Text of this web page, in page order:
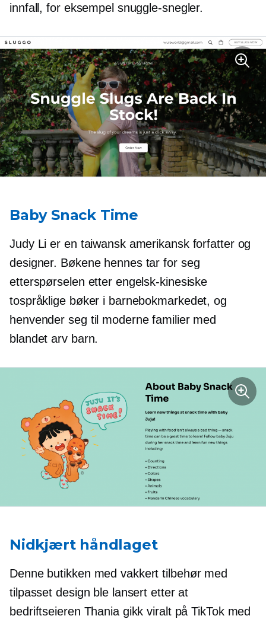
innfall, for eksempel snuggle-snegler.
Baby Snack Time
Judy Li er en taiwansk amerikansk forfatter og
designer. Bøkene hennes tar for seg
etterspørselen etter engelsk-kinesiske
tospråklige bøker i barnebokmarkedet, og
henvender seg til moderne familier med
blandet arvbarn.
Nidkjært håndlaget
Denne butikken med vakkert tilbehør med
tilpasset design ble lansert etter at
bedriftseieren Thania gikk viralt på TikTok med